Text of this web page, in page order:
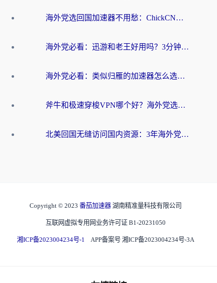
海外党选回国加速器不用愁：ChickCN和洞见哪个好？一篇搞定所有疑问
海外党必看：迅游和老王好用吗？3分钟选对加速国内网络的加速器
海外党必看：类似归雁的加速器怎么选？一篇搞定无缝访问国内资源
斧牛和极速穿梭VPN哪个好？海外党选回国加速器必看的真实对比与避坑指南
北美回国无缝访问国内资源：3年海外党亲测的加速器选择指南
Copyright © 2023 番茄加速器 湖南精准量科技有限公司
互联网虚拟专用网业务许可证 B1-20231050
湘ICP备2023004234号-1 APP备案号 湘ICP备2023004234号-3A